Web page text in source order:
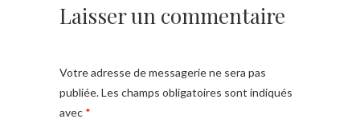
Laisser un commentaire
Votre adresse de messagerie ne sera pas
publiée.Les champs obligatoires sont indiqués
avec *